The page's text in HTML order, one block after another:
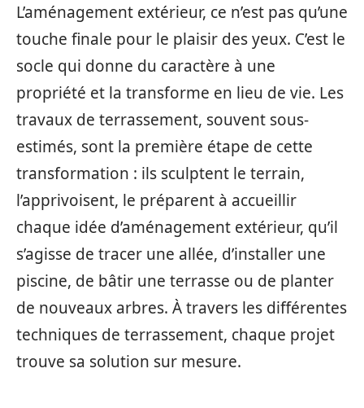
L’aménagement extérieur, ce n’est pas qu’une
touche finale pour le plaisir des yeux. C’est le
socle qui donne du caractère à une
propriété et la transforme en lieu de vie. Les
travaux de terrassement, souvent sous-
estimés, sont la première étape de cette
transformation : ils sculptent le terrain,
l’apprivoisent, le préparent à accueillir
chaque idée d’aménagement extérieur, qu’il
s’agisse de tracer une allée, d’installer une
piscine, de bâtir une terrasse ou de planter
de nouveaux arbres. À travers les différentes
techniques de terrassement, chaque projet
trouve sa solution sur mesure.